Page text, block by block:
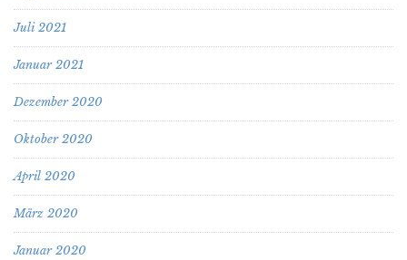
Juli 2021
Januar 2021
Dezember 2020
Oktober 2020
April 2020
März 2020
Januar 2020